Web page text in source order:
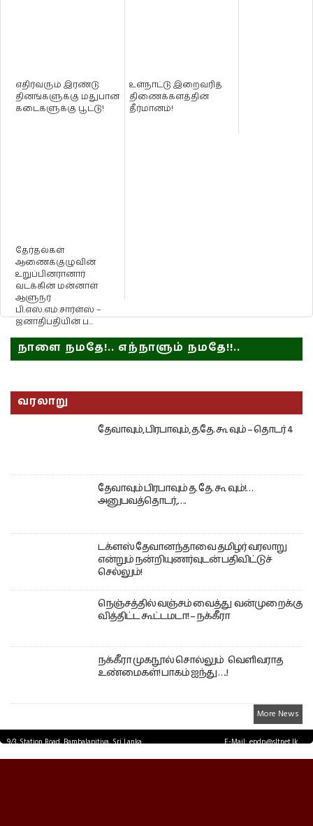
எதிர்வரும் இரண்டு
தினங்களுக்கு மதுபான
கடைகளுக்கு பூட்டு!
உள்நாட்டு இறைவரித்
திணைக்களத்தின்
தீர்மானம்!
தேர்தல்கள்
ஆணைக்குழுவின்
உறுப்பினரானார்
வடக்கின் மன்னாள்
ஆளுநர்
பி.எஸ்.எம்.சார்ள்ஸ் –
ஜனாதிபதியின் ப...
நாளை நமதே!.. எந்நாளும் நமதே!!..
வரலாறு
தேவாவும், பிரபாவும், த.தே. கூ வும் – தொடர் 4
தேவாவும் பிரபாவும் த. தே. கூ வும்!…
அனுபவத்தொடர்,….
டக்ளஸ் தேவானந்தாவை தமிழர் வரலாறு
என்றும் நன்றியுணர்வுடன் பதிவிட்டுச்
செல்லும்!
நெஞ்சத்தில் வஞ்சம் வைத்து வன்முறைக்கு
வித்திட்ட கூட்டமடா! – நக்கீரா
நக்கீரா முகநூல் சொல்லும் வெளிவராத
உண்மைகள்! பாகம் ஐந்து ….!
More News
9/3, Station Road, Bambalapitiya, Sri Lanka.
E-Mail: epdp@sltnet.lk